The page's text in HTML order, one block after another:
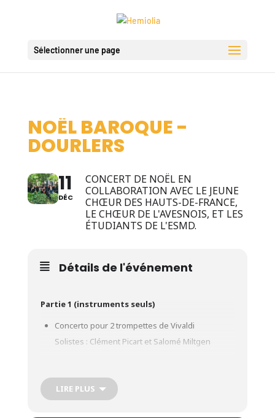
Sélectionner une page
NOËL BAROQUE -
DOURLERS
11
DÉC
CONCERT DE NOËL EN
COLLABORATION AVEC LE JEUNE
CHŒUR DES HAUTS-DE-FRANCE,
LE CHŒUR DE L'AVESNOIS, ET LES
ÉTUDIANTS DE L'ESMD.
Détails de l'événement
Partie 1 (instruments seuls)
Concerto pour 2 trompettes de Vivaldi
Solistes : Clément Picart et Salomé Miltgen
Partie 2 (avec chœurs)
LIRE PLUS